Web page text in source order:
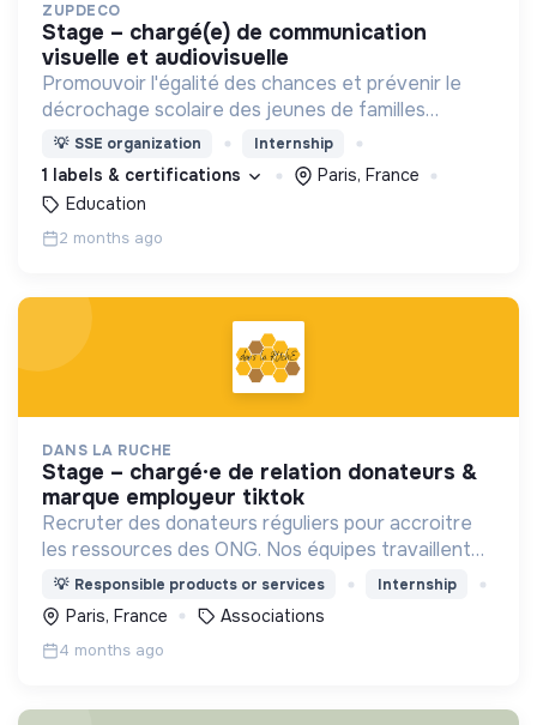
ZUPDECO
stage – chargé(e) de communication
visuelle et audiovisuelle
Promouvoir l'égalité des chances et prévenir le
décrochage scolaire des jeunes de familles
modestes. Notre mission : donner à ces jeunes les
mêmes chances de réussite que les autres.
💡 SSE organization Internship
1 labels & certifications
Paris, France
Education
2 months ago
DANS LA RUCHE
stage – chargé·e de relation donateurs &
marque employeur tiktok
Recruter des donateurs réguliers pour accroitre
les ressources des ONG. Nos équipes travaillent
dans les rues et/ou commerces, partout en
France, pour rencontrer le grand public et
proposer de donner.
💡 Responsible products or services Internship
Paris, France Associations
4 months ago